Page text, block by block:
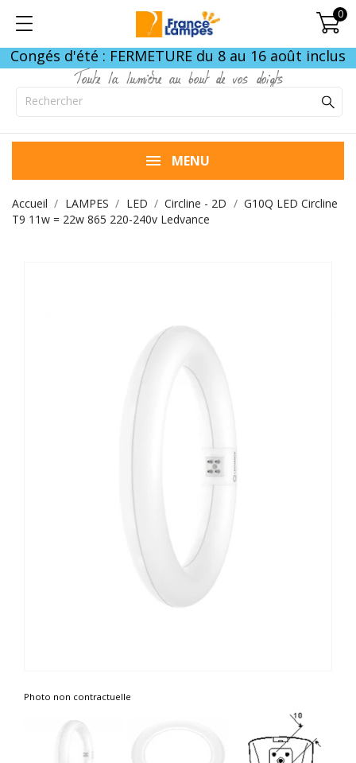
0
Congés d'été : FERMETURE du 8 au 16 août inclus
Toute la lumière au bout de vos doigts
MENU
Accueil LAMPES LED Circline - 2D
G10Q LED Circline
T9 11w = 22w 865 220-240v Ledvance
Photo non contractuelle